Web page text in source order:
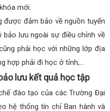
mới.
được đảm bảo về nguồn tuyển
bảo lưu ngoài sự điều chỉnh về
phải học với những lớp địa
hợp phải đi học ở tỉnh,…
lưu kết quả học tập
đào tạo của các Trường Đại
hệ thống tín chỉ Ban hành và